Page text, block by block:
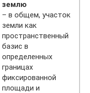
землю
– в общем, участок
земли как
пространственный
базис в
определенных
границах
фиксированной
площади и